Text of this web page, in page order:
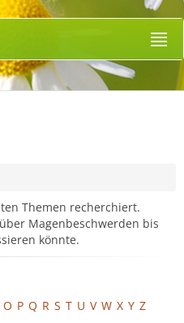
Themen recherchiert.
Magenbeschwerden bis
könnte.
O P Q R S T U V W X Y Z